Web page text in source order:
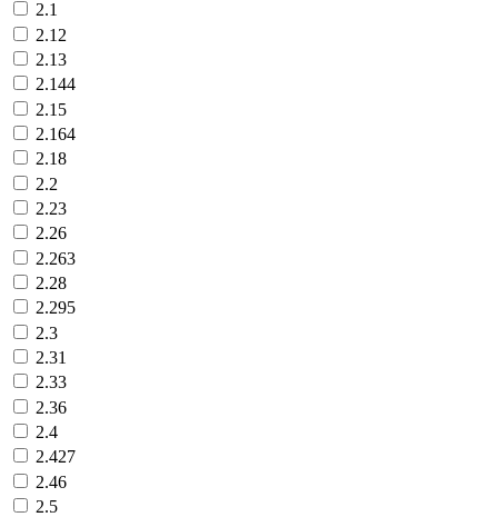
2.1
2.12
2.13
2.144
2.15
2.164
2.18
2.2
2.23
2.26
2.263
2.28
2.295
2.3
2.31
2.33
2.36
2.4
2.427
2.46
2.5